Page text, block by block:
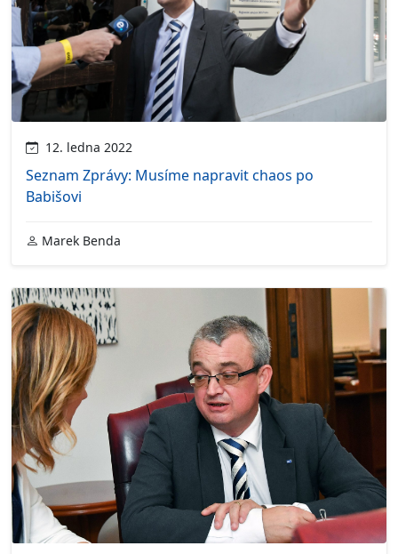
12. ledna 2022
Seznam Zprávy: Musíme napravit chaos po
Babišovi
Marek Benda